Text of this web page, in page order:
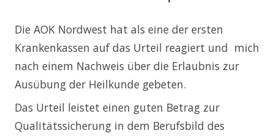
Die AOK Nordwest hat als eine der ersten
Krankenkassen auf das Urteil reagiert und mich
nach einem Nachweis über die Erlaubnis zur
Ausübung der Heilkunde gebeten.
Das Urteil leistet einen guten Betrag zur
Qualitätssicherung in dem Berufsbild des